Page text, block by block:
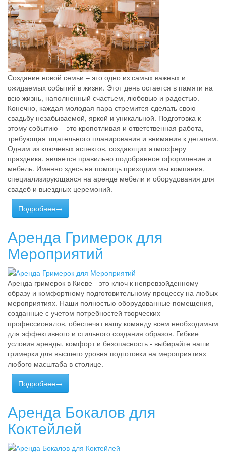
Создание новой семьи – это одно из самых важных и
ожидаемых событий в жизни. Этот день остается в памяти на
всю жизнь, наполненный счастьем, любовью и радостью.
Конечно, каждая молодая пара стремится сделать свою
свадьбу незабываемой, яркой и уникальной. Подготовка к
этому событию – это кропотливая и ответственная работа,
требующая тщательного планирования и внимания к деталям.
Одним из ключевых аспектов, создающих атмосферу
праздника, является правильно подобранное оформление и
мебель. Именно здесь на помощь приходим мы компания,
специализирующаяся на аренде мебели и оборудования для
свадеб и выездных церемоний.
Подробнее→
Аренда Гримерок для
Мероприятий
Аренда гримерок в Киеве - это ключ к непревзойденному
образу и комфортному подготовительному процессу на любых
мероприятиях. Наши полностью оборудованные помещения,
созданные с учетом потребностей творческих
профессионалов, обеспечат вашу команду всем необходимым
для эффективного и стильного создания образов. Гибкие
условия аренды, комфорт и безопасность - выбирайте наши
гримерки для высшего уровня подготовки на мероприятиях
любого масштаба в столице.
Подробнее→
Аренда Бокалов для
Коктейлей